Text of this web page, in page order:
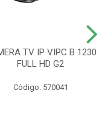
TV IP VIPC B 1230
FULL HD G2
Código: 570041